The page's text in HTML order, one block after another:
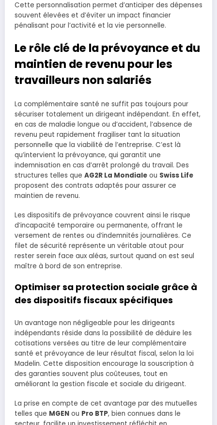
Cette personnalisation permet d’anticiper des dépenses
souvent élevées et d’éviter un impact financier
pénalisant pour l’activité et la vie personnelle.
Le rôle clé de la prévoyance et du
maintien de revenu pour les
travailleurs non salariés
La complémentaire santé ne suffit pas toujours pour
sécuriser totalement un dirigeant indépendant. En effet,
en cas de maladie longue ou d’accident, l’absence de
revenu peut rapidement fragiliser tant la situation
personnelle que la viabilité de l’entreprise. C’est là
qu’intervient la prévoyance, qui garantit une
indemnisation en cas d’arrêt prolongé du travail. Des
structures telles que AG2R La Mondiale ou Swiss Life
proposent des contrats adaptés pour assurer ce
maintien de revenu.
Les dispositifs de prévoyance couvrent ainsi le risque
d’incapacité temporaire ou permanente, offrant le
versement de rentes ou d’indemnités journalières. Ce
filet de sécurité représente un véritable atout pour
rester serein face aux aléas, surtout quand on est seul
maître à bord de son entreprise.
Optimiser sa protection sociale grâce à
des dispositifs fiscaux spécifiques
Un avantage non négligeable pour les dirigeants
indépendants réside dans la possibilité de déduire les
cotisations versées au titre de leur complémentaire
santé et prévoyance de leur résultat fiscal, selon la loi
Madelin. Cette disposition encourage la souscription à
des garanties souvent plus coûteuses, tout en
améliorant la gestion fiscale et sociale du dirigeant.
La prise en compte de cet avantage par des mutuelles
telles que MGEN ou Pro BTP, bien connues dans le